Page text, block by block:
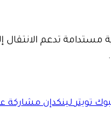
تدعم الانتقال
تويتر لينكدإن مشاركة